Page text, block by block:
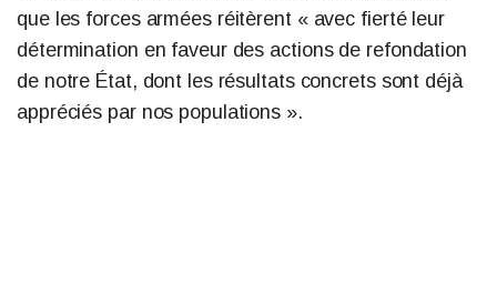
que les forces armées réitèrent « avec fierté leur
détermination en faveur des actions de refondation
de notre État, dont les résultats concrets sont déjà
appréciés par nos populations ».